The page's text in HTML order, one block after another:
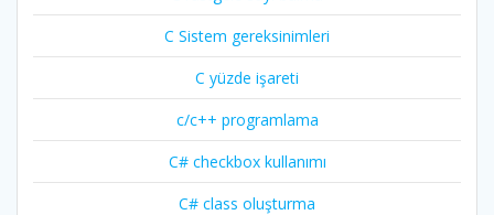
C Sistem gereksinimleri
C yüzde işareti
c/c++ programlama
C# checkbox kullanımı
C# class oluşturma